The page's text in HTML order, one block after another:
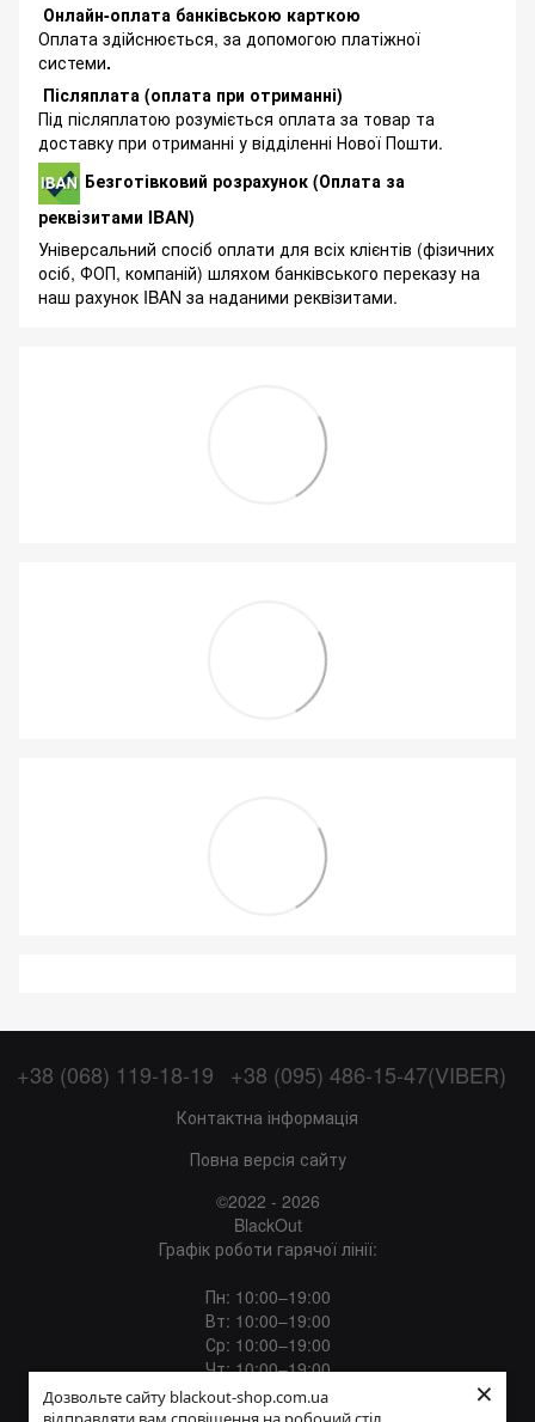
Дозвольте сайту blackout-shop.com.ua
×
Онлайн-оплата банківською карткою
Оплата здійснюється, за допомогою платіжної
системи.
Післяплата (оплата при отриманні)
Під післяплатою розуміється оплата за товар та
доставку при отриманні у відділенні Нової Пошти.
Безготівковий розрахунок (Оплата за
реквізитами IBAN)
Універсальний спосіб оплати для всіх клієнтів (фізичних
осіб, ФОП, компаній) шляхом банківського переказу на
наш рахунок IBAN за наданими реквізитами.
+38 (068) 119-18-19 +38 (095) 486-15-47(VIBER)
Контактна інформація
Повна версія сайту
©2022 - 2026
BlackOut
Графік роботи гарячої лінії:
Пн: 10:00–19:00
Вт: 10:00–19:00
Ср: 10:00–19:00
Чт: 10:00–19:00
Пт: 10:00–19:00
Сб: 12:00–18:00